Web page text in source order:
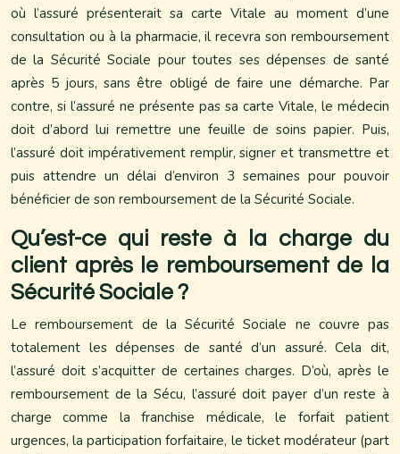
où l’assuré présenterait sa carte Vitale au moment d’une
consultation ou à la pharmacie, il recevra son remboursement
de la Sécurité Sociale pour toutes ses dépenses de santé
après 5 jours, sans être obligé de faire une démarche. Par
contre, si l’assuré ne présente pas sa carte Vitale, le médecin
doit d’abord lui remettre une feuille de soins papier. Puis,
l’assuré doit impérativement remplir, signer et transmettre et
puis attendre un délai d’environ 3 semaines pour pouvoir
bénéficier de son remboursement de la Sécurité Sociale.
Qu’est-ce qui reste à la charge du
client après le remboursement de la
Sécurité Sociale ?
Le remboursement de la Sécurité Sociale ne couvre pas
totalement les dépenses de santé d’un assuré. Cela dit,
l’assuré doit s’acquitter de certaines charges. D’où, après le
remboursement de la Sécu, l’assuré doit payer d’un reste à
charge comme la franchise médicale, le forfait patient
urgences, la participation forfaitaire, le ticket modérateur (part